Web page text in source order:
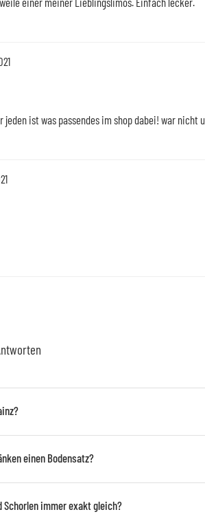
ist was passendes im shop dabei! war
einen Bodensatz?
Schorlen immer exakt gleich?